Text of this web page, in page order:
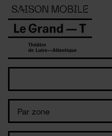
Panneau de gestion des cookies